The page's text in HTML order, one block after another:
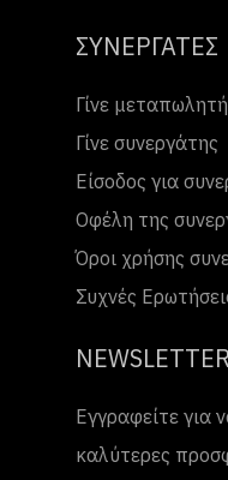
ΣΥΝΕΡΓΑΤΕΣ
Γίνε
Γίνε συνεργάτης
Είσοδος για
Οφέλη της
Όροι χρήσης
Συχνές
NEWSLETTER
Εγγραφείτε για
καλύτερες